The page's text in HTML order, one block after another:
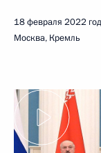
18 февраля 2022
Москва, Кремль